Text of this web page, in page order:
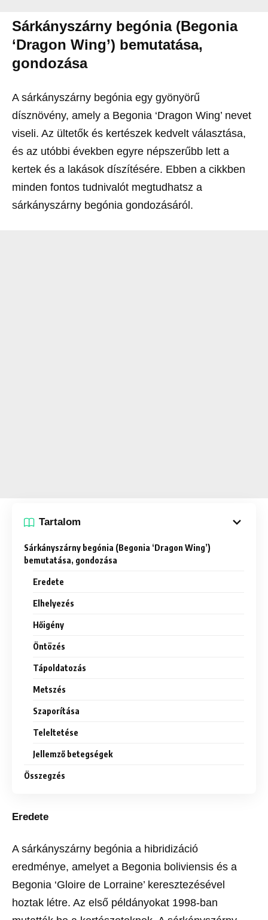
Sárkányszárny begónia (Begonia
‘Dragon Wing’) bemutatása,
gondozása
A sárkányszárny begónia egy gyönyörű
dísznövény, amely a Begonia ‘Dragon Wing’ nevet
viseli. Az ültetők és kertészek kedvelt választása,
és az utóbbi években egyre népszerűbb lett a
kertek és a lakások díszítésére. Ebben a cikkben
minden fontos tudnivalót megtudhatsz a
sárkányszárny begónia gondozásáról.
Tartalom
Sárkányszárny begónia (Begonia ‘Dragon Wing’)
bemutatása, gondozása
Eredete
Elhelyezés
Hőigény
Öntözés
Tápoldatozás
Metszés
Szaporítása
Teleltetése
Jellemző betegségek
Összegzés
Eredete
A sárkányszárny begónia a hibridizáció
eredménye, amelyet a Begonia boliviensis és a
Begonia ‘Gloire de Lorraine’ keresztezésével
hoztak létre. Az első példányokat 1998-ban